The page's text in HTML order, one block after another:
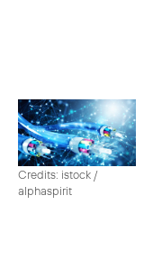
Credits: istock /
alphaspirit